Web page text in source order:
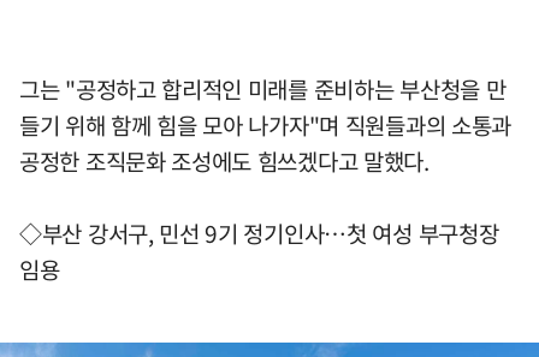
그는 "공정하고 합리적인 미래를 준비하는 부산청을 만
들기 위해 함께 힘을 모아 나가자"며 직원들과의 소통과
공정한 조직문화 조성에도 힘쓰겠다고 말했다.
◇부산 강서구, 민선 9기 정기인사…첫 여성 부구청장
임용